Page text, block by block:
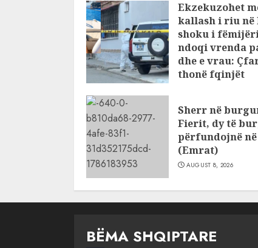
Ekzekuzohet
kallash i riu në
shoku i
ndoqi vrenda
dhe e vrau:
thonë fqinjët
Sherr në
Fierit, dy të
përfundojnë
(Emrat)
AUGUST 8, 2026
BËMA SHQIPTARE